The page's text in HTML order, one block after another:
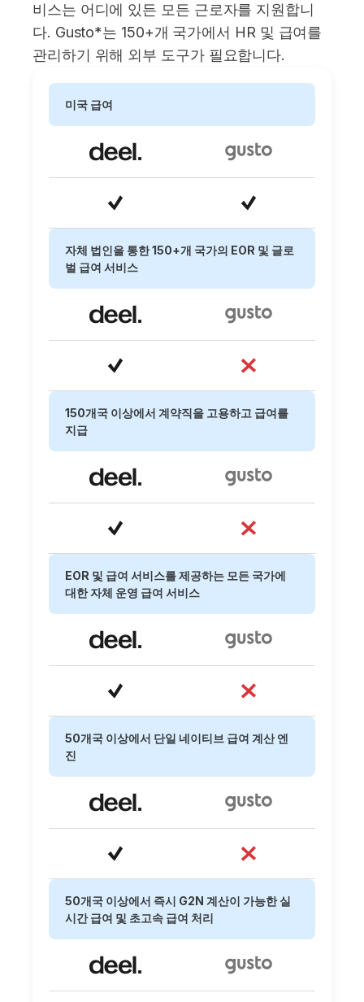
비스는 어디에 있든 모든 근로자를 지원합니
다. Gusto*는 150+개 국가에서 HR 및 급여를
관리하기 위해 외부 도구가 필요합니다.
미국 급여
자체 법인을 통한 150+개 국가의 EOR 및 글로
벌 급여 서비스
150개국 이상에서 계약직을 고용하고 급여를
지급
EOR 및 급여 서비스를 제공하는 모든 국가에
대한 자체 운영 급여 서비스
50개국 이상에서 단일 네이티브 급여 계산 엔
진
50개국 이상에서 즉시 G2N 계산이 가능한 실
시간 급여 및 초고속 급여 처리